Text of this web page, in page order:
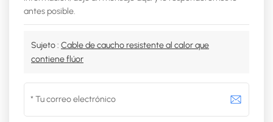
antes posible.
Sujeto : Cable de caucho resistente al calor que
contiene flúor